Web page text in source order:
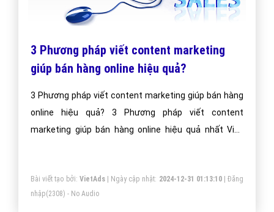
3 Phương pháp viết content marketing
giúp bán hàng online hiệu quả?
3 Phương pháp viết content marketing giúp bán hàng
online hiệu quả? 3 Phương pháp viết content
marketing giúp bán hàng online hiệu quả nhất Việt
Bài viết tạo bởi: VietAds| Ngày cập nhật: 2024-12-31 01:13:10|Đăng
nhập(2308) - No Audio